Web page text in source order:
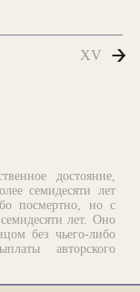
XV
достояние,
семидесяти лет
посмертно, но с
лет. Оно
без чьего-либо
авторского